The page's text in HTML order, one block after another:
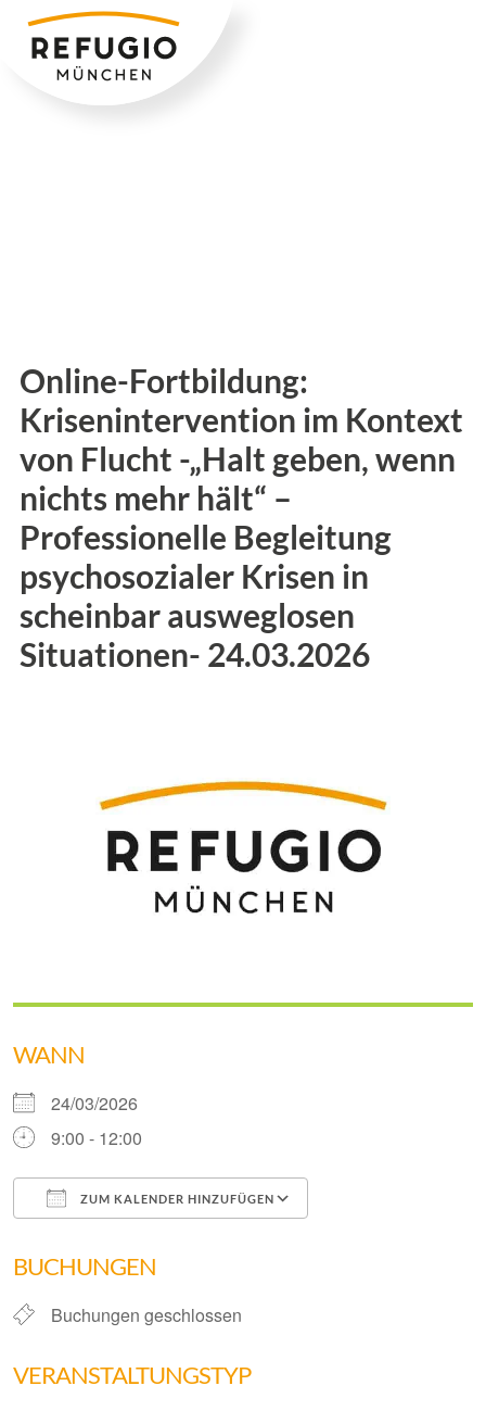
Zum
Inhalt
springen
Online-Fortbildung:
Krisenintervention im Kontext
von Flucht -„Halt geben, wenn
nichts mehr hält“ –
Professionelle Begleitung
psychosozialer Krisen in
scheinbar ausweglosen
Situationen- 24.03.2026
WANN
24/03/2026
9:00 - 12:00
ZUM KALENDER HINZUFÜGEN
BUCHUNGEN
Buchungen geschlossen
VERANSTALTUNGSTYP